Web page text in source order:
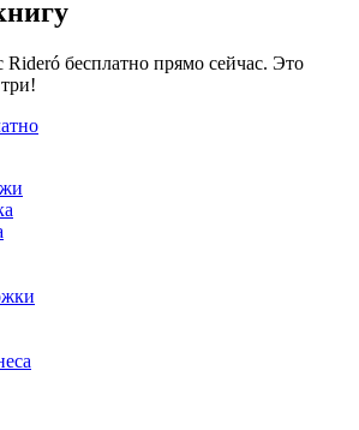
бесплатно прямо сейчас. Это